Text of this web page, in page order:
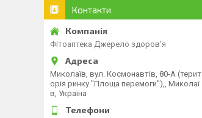
Контакти
Фітоаптека Джерело здоров'я
Миколаїв, вул. Космонавтів, 80-А (терит
орія ринку "Площа перемоги"),, Миколаї
в, Україна